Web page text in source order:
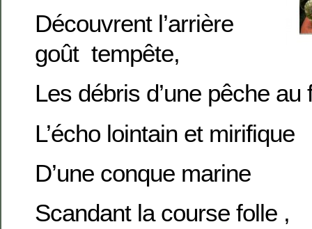
Découvrent l’arrière
goût tempête,
Les débris d’une pêche au
L’écho lointain et mirifique
D’une conque marine
Scandant la course folle ,